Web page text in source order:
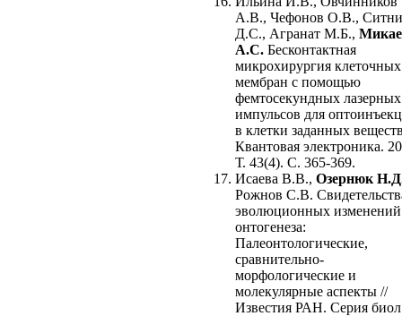
А.В., Чефонов О.В.,
Д.С., Агранат М.Б.,
А.С. Бесконтактная
микрохирургия клеточных
мембран с помощью
фемтосекундных лазерных
импульсов для
в клетки заданных
Квантовая электроника.
Т. 43(4). С. 365-369.
Исаева В.В., Озернюк
Рожнов С.В.
эволюционных изменений
онтогенеза:
Палеонтологические,
сравнительно-
морфологические и
молекулярные аспекты //
Известия РАН. Серия